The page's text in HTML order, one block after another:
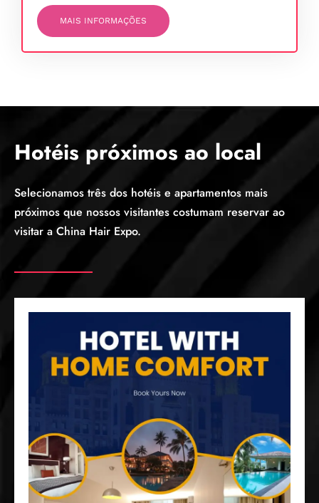
MAIS INFORMAÇÕES
Hotéis próximos ao local
Selecionamos três dos hotéis e apartamentos mais
próximos que nossos visitantes costumam reservar ao
visitar a China Hair Expo.